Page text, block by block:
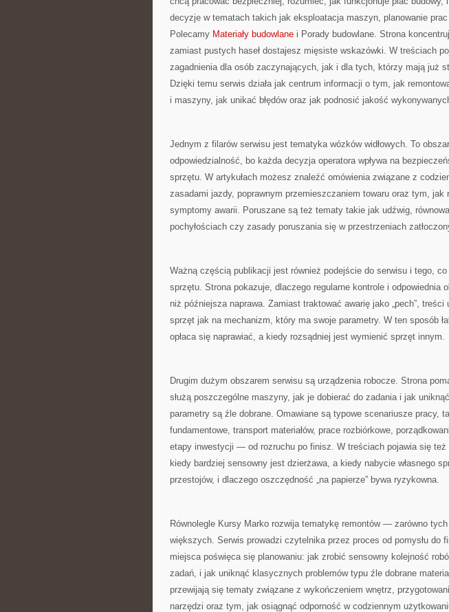
decyzje w tematach takich jak eksploatacja maszyn, planowanie
Polecamy Materiały budowlane i Porady budowlane. Strona
zamiast pustych haseł dostajesz mięsiste wskazówki. W treściach
zagadnienia dla osób zaczynających, jak i dla tych, którzy mają już
Dzięki temu serwis działa jak centrum informacji o tym, jak
i maszyny, jak unikać błędów oraz jak podnosić jakość
Jednym z filarów serwisu jest tematyka wózków widłowych. To
odpowiedzialność, bo każda decyzja operatora wpływa na
sprzętu. W artykułach możesz znaleźć omówienia związane z
zasadami jazdy, poprawnym przemieszczaniem towaru oraz tym, jak
symptomy awarii. Poruszane są też tematy takie jak udźwig,
pochyłościach czy zasady poruszania się w przestrzeniach
Ważną częścią publikacji jest również podejście do serwisu i tego, co
sprzętu. Strona pokazuje, dlaczego regularne kontrole i odpowiednia
niż późniejsza naprawa. Zamiast traktować awarię jako „pech”,
sprzęt jak na mechanizm, który ma swoje parametry. W ten sposób
opłaca się naprawiać, a kiedy rozsądniej jest wymienić sprzęt innym.
Drugim dużym obszarem serwisu są urządzenia robocze. Strona
służą poszczególne maszyny, jak je dobierać do zadania i jak
parametry są źle dobrane. Omawiane są typowe scenariusze pracy,
fundamentowe, transport materiałów, prace rozbiórkowe,
etapy inwestycji — od rozruchu po finisz. W treściach pojawia się też
kiedy bardziej sensowny jest dzierżawa, a kiedy nabycie własnego
przestojów, i dlaczego oszczędność „na papierze” bywa ryzykowna.
Równolegle Kursy Marko rozwija tematykę remontów — zarówno tych
większych. Serwis prowadzi czytelnika przez proces od pomysłu do
miejsca poświęca się planowaniu: jak zrobić sensowny kolejność
zadań, i jak uniknąć klasycznych problemów typu źle dobrane
przewijają się tematy związane z wykończeniem wnętrz,
narzędzi oraz tym, jak osiągnąć odporność w codziennym